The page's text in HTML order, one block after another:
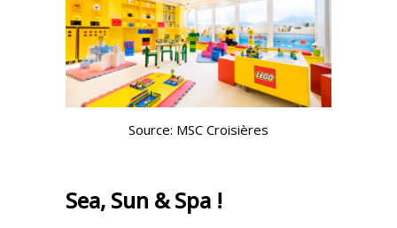
Source: MSC Croisières
Sea, Sun & Spa !